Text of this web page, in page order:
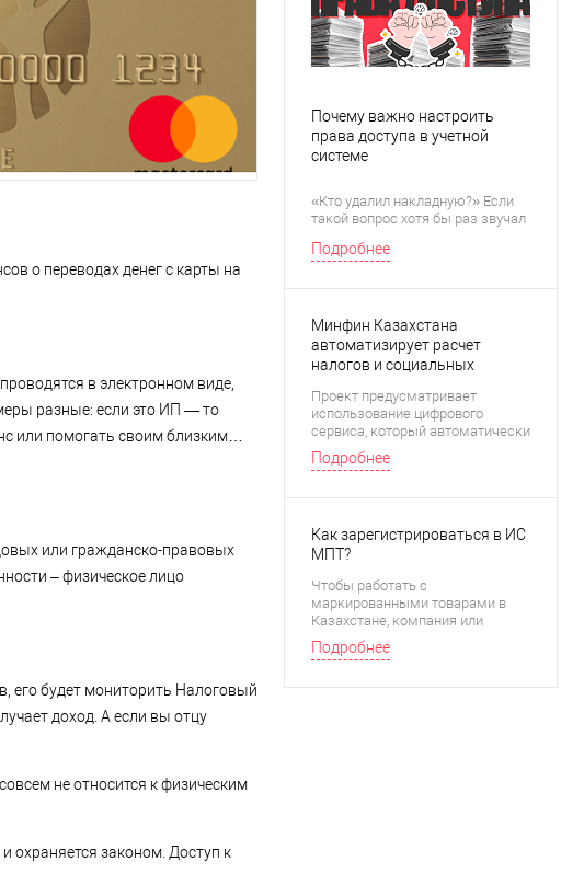
о переводах денег с карты на
в электронном виде,
разные: если это ИП — то
или помогать своим близким…
или гражданско-правовых
– физическое лицо
его будет мониторить Налоговый
доход. А если вы отцу
не относится к физическим
охраняется законом. Доступ к
Почему важно настроить
права доступа в учетной
системе
«Кто удалил накладную?» Если
такой вопрос хотя бы раз звучал
правами доступа в учетной
Подробнее
Минфин Казахстана
автоматизирует расчет
налогов и социальных
«Расчет в один клик»
Проект предусматривает
использование цифрового
сервиса, который автоматически
рассчитывает налоги и
социальные платежи с фонда
Подробнее
Как зарегистрироваться в ИС
МПТ?
Чтобы работать с
маркированными товарами в
Казахстане, компания или
предприниматель должны
зарегистрироваться в
маркировки и
Подробнее